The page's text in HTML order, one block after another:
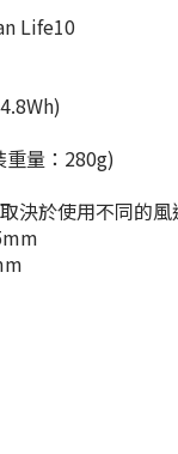
Life10
重量：280g)
決於使用不同的風